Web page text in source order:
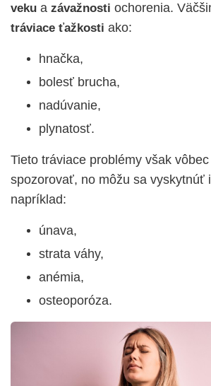
veku a závažnosti ochorenia.
tráviace ťažkosti ako:
hnačka,
bolesť brucha,
nadúvanie,
plynatosť.
Tieto tráviace problémy však
spozorovať, no môžu sa vyskytnúť
napríklad:
únava,
strata váhy,
anémia,
osteoporóza.